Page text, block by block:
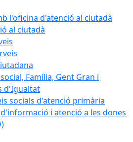
l'oficina d'atenció al ciutadà
al ciutadà
Família, Gent Gran i
d'Igualtat
socials d'atenció primària
i atenció a les dones